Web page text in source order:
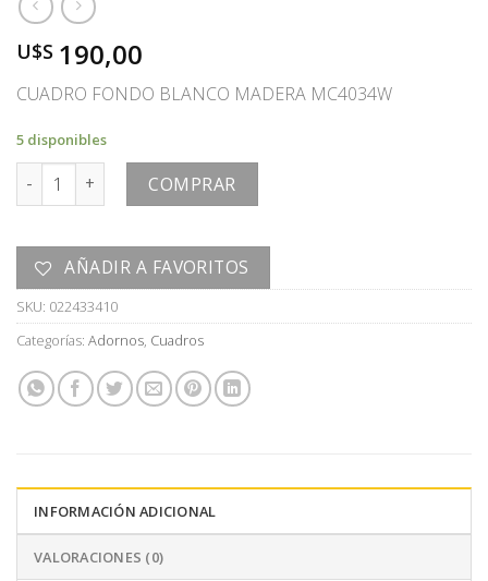
U$S 190,00
CUADRO FONDO BLANCO MADERA MC4034W
5 disponibles
CUADRO cantidadCOMPRAR
AÑADIR A FAVORITOS
SKU: 022433410
Categorías: Adornos, Cuadros
INFORMACIÓN ADICIONAL
VALORACIONES (0)